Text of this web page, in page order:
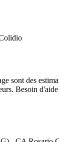
sont des
Besoin d'aide